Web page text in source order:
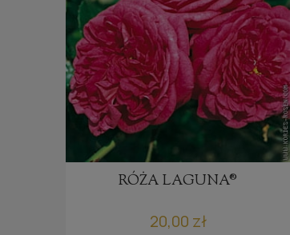
RÓŻA LAGUNA®
20,00 zł